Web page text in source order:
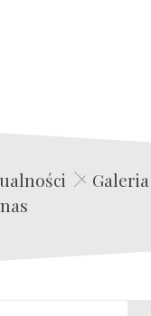
Edwin Film Agencja Aktorska
Galeria